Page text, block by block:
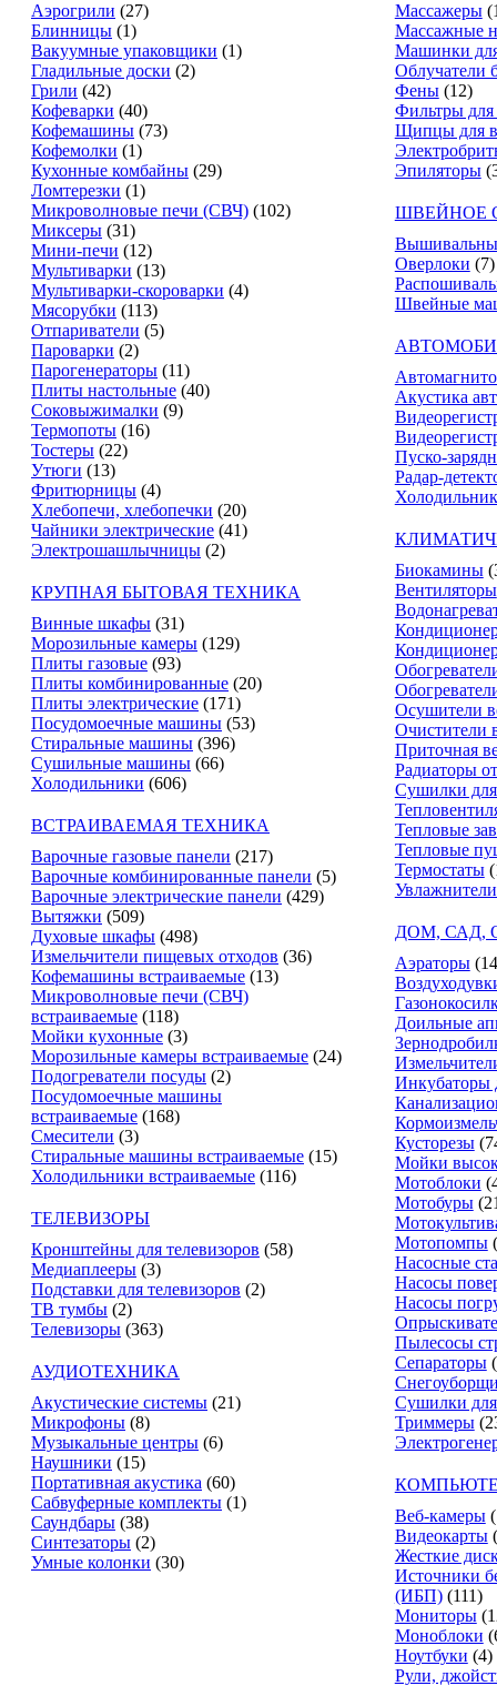
Аэрогрили (27)
Блинницы (1)
Вакуумные упаковщики (1)
Гладильные доски (2)
Грили (42)
Кофеварки (40)
Кофемашины (73)
Кофемолки (1)
Кухонные комбайны (29)
Ломтерезки (1)
Микроволновые печи (СВЧ) (102)
Миксеры (31)
Мини-печи (12)
Мультиварки (13)
Мультиварки-скороварки (4)
Мясорубки (113)
Отпариватели (5)
Пароварки (2)
Парогенераторы (11)
Плиты настольные (40)
Соковыжималки (9)
Термопоты (16)
Тостеры (22)
Утюги (13)
Фритюрницы (4)
Хлебопечи, хлебопечки (20)
Чайники электрические (41)
Электрошашлычницы (2)
КРУПНАЯ БЫТОВАЯ ТЕХНИКА
Винные шкафы (31)
Морозильные камеры (129)
Плиты газовые (93)
Плиты комбинированные (20)
Плиты электрические (171)
Посудомоечные машины (53)
Стиральные машины (396)
Сушильные машины (66)
Холодильники (606)
ВСТРАИВАЕМАЯ ТЕХНИКА
Варочные газовые панели (217)
Варочные комбинированные панели (5)
Варочные электрические панели (429)
Вытяжки (509)
Духовые шкафы (498)
Измельчители пищевых отходов (36)
Кофемашины встраиваемые (13)
Микроволновые печи (СВЧ)
встраиваемые (118)
Мойки кухонные (3)
Морозильные камеры встраиваемые (24)
Подогреватели посуды (2)
Посудомоечные машины
встраиваемые (168)
Смесители (3)
Стиральные машины встраиваемые (15)
Холодильники встраиваемые (116)
ТЕЛЕВИЗОРЫ
Кронштейны для телевизоров (58)
Медиаплееры (3)
Подставки для телевизоров (2)
ТВ тумбы (2)
Телевизоры (363)
АУДИОТЕХНИКА
Акустические системы (21)
Микрофоны (8)
Музыкальные центры (6)
Наушники (15)
Портативная акустика (60)
Сабвуферные комплекты (1)
Саундбары (38)
Синтезаторы (2)
Умные колонки (30)
Массажеры
Массажные
Машинки
Облучатели
Фены (12)
Фильтры
Щипцы для
Эпиляторы
ШВЕЙНОЕ
Оверлоки (7)
Швейные
Акустика
Пуско-
Радар-
Биокамины
Вентиляторы
Осушители
Очистители
Приточная
Радиаторы
Сушилки
Тепловые
Тепловые
Термостаты
ДОМ, САД,
Аэраторы
Доильные
Инкубаторы
Кусторезы
Мойки
Мотоблоки
Мотобуры
Мотопомпы
Насосные
Насосы
Насосы
Пылесосы
Сепараторы
Сушилки
Триммеры
Веб-камеры
Видеокарты
Жесткие
Источники
(ИБП) (111)
Мониторы
Моноблоки
Ноутбуки (4)
Рули,